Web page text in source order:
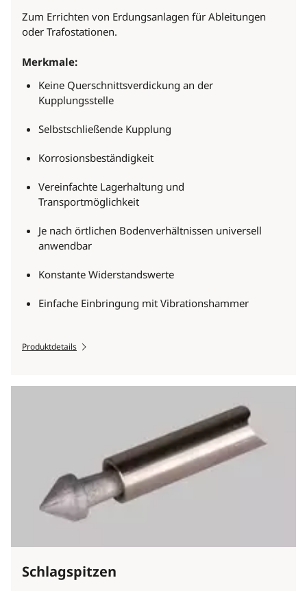
Zum Errichten von Erdungsanlagen für Ableitungen
oder Trafostationen.
Merkmale:
Keine Querschnittsverdickung an der
Kupplungsstelle
Selbstschließende Kupplung
Korrosionsbeständigkeit
Vereinfachte Lagerhaltung und
Transportmöglichkeit
Je nach örtlichen Bodenverhältnissen universell
anwendbar
Konstante Widerstandswerte
Einfache Einbringung mit Vibrationshammer
Produktdetails
Schlagspitzen